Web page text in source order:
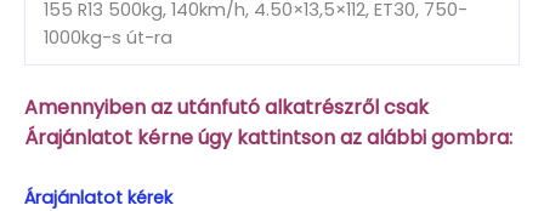
155 R13 500kg, 140km/h, 4.50×13,5×112, ET30, 750-
1000kg-s út-ra
Amennyiben az utánfutó alkatrészről csak
Árajánlatot kérne úgy kattintson az alábbi gombra:
Árajánlatot kérek